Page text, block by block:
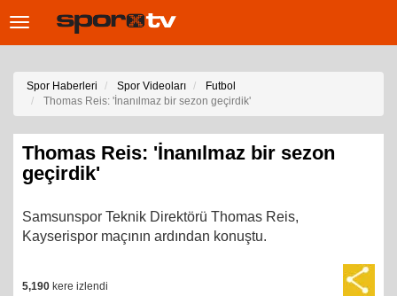
Toggle
Spor Haberleri Spor Videoları
Futbol
Thomas Reis: 'İnanılmaz bir sezon geçirdik'
Thomas Reis: 'İnanılmaz bir sezon
geçirdik'
Samsunspor Teknik Direktörü Thomas Reis,
Kayserispor maçının ardından konuştu.
5,190 kere izlendi